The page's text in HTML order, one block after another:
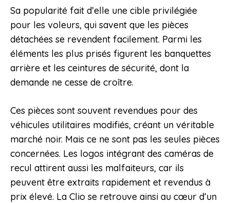
Sa popularité fait d’elle une cible privilégiée
pour les voleurs, qui savent que les pièces
détachées se revendent facilement. Parmi les
éléments les plus prisés figurent les banquettes
arrière et les ceintures de sécurité, dont la
demande ne cesse de croître.
Ces pièces sont souvent revendues pour des
véhicules utilitaires modifiés, créant un véritable
marché noir. Mais ce ne sont pas les seules pièces
concernées. Les logos intégrant des caméras de
recul attirent aussi les malfaiteurs, car ils
peuvent être extraits rapidement et revendus à
prix élevé. La Clio se retrouve ainsi au cœur d’un